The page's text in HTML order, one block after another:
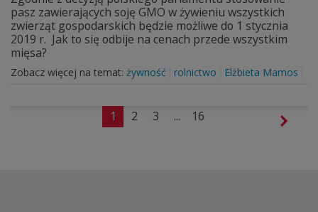
pasz zawierających soję GMO w żywieniu wszystkich
zwierząt gospodarskich będzie możliwe do 1 stycznia
2019 r. Jak to się odbije na cenach przede wszystkim
mięsa?
Zobacz więcej na temat: żywność rolnictwo Elżbieta Mamos
1 2 3 ... 16